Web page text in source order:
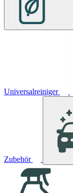
Universalreiniger
Zubehör